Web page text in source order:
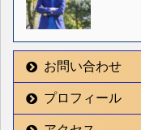
お問い合わせ
プロフィール